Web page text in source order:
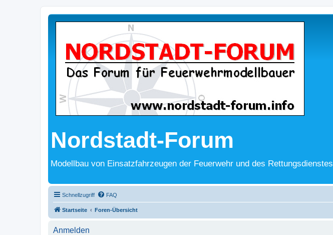
Nordstadt-Forum
Modellbau von Einsatzfahrzeugen der Feuerwehr und des Rettungsdienstes
Schnellzugriff FAQ
Startseite Foren-Übersicht
Anmelden